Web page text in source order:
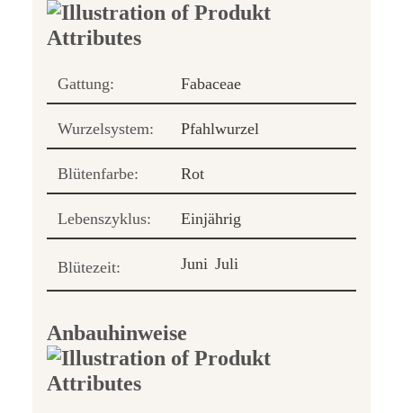
Gattung: Fabaceae
Wurzelsystem: Pfahlwurzel
Blütenfarbe: Rot
Lebenszyklus: Einjährig
Blütezeit: Juni Juli
Anbauhinweise